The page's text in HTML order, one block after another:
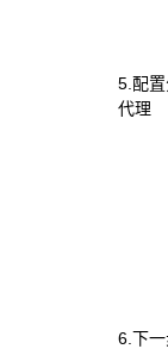
5.配
代理
6.下